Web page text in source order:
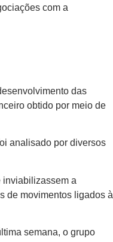
com a
das
obtido por meio de
analisado por diversos
inviabilizassem a
de movimentos ligados à
semana, o grupo